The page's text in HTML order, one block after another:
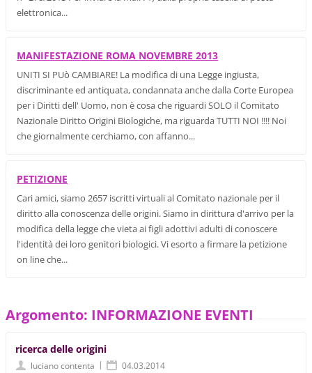
elettronica...
MANIFESTAZIONE ROMA NOVEMBRE 2013
UNITI SI PUò CAMBIARE! La modifica di una Legge ingiusta,
discriminante ed antiquata, condannata anche dalla Corte Europea
per i Diritti dell' Uomo, non è cosa che riguardi SOLO il Comitato
Nazionale Diritto Origini Biologiche, ma riguarda TUTTI NOI !!!! Noi
che giornalmente cerchiamo, con affanno...
PETIZIONE
Cari amici, siamo 2657 iscritti virtuali al Comitato nazionale per il
diritto alla conoscenza delle origini. Siamo in dirittura d'arrivo per la
modifica della legge che vieta ai figli adottivi adulti di conoscere
l'identità dei loro genitori biologici. Vi esorto a firmare la petizione
on line che...
Argomento: INFORMAZIONE EVENTI
ricerca delle origini
luciano contenta | 04.03.2014